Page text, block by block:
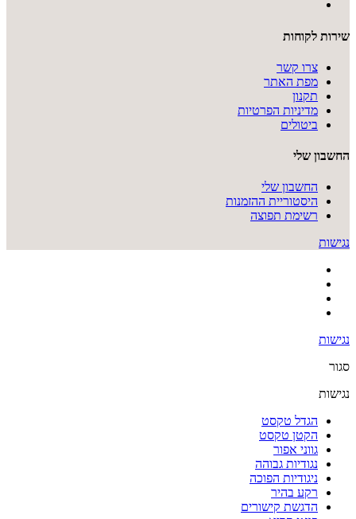
שירות לקוחות
צרו קשר
מפת האתר
תקנון
מדיניות הפרטיות
ביטולים
החשבון שלי
החשבון שלי
היסטוריית ההזמנות
רשימת תפוצה
נגישות
נגישות
סגור
נגישות
הגדל טקסט
הקטן טקסט
גווני אפור
נגודיות גבוהה
ניגודיות הפוכה
רקע בהיר
הדגשת קישורים